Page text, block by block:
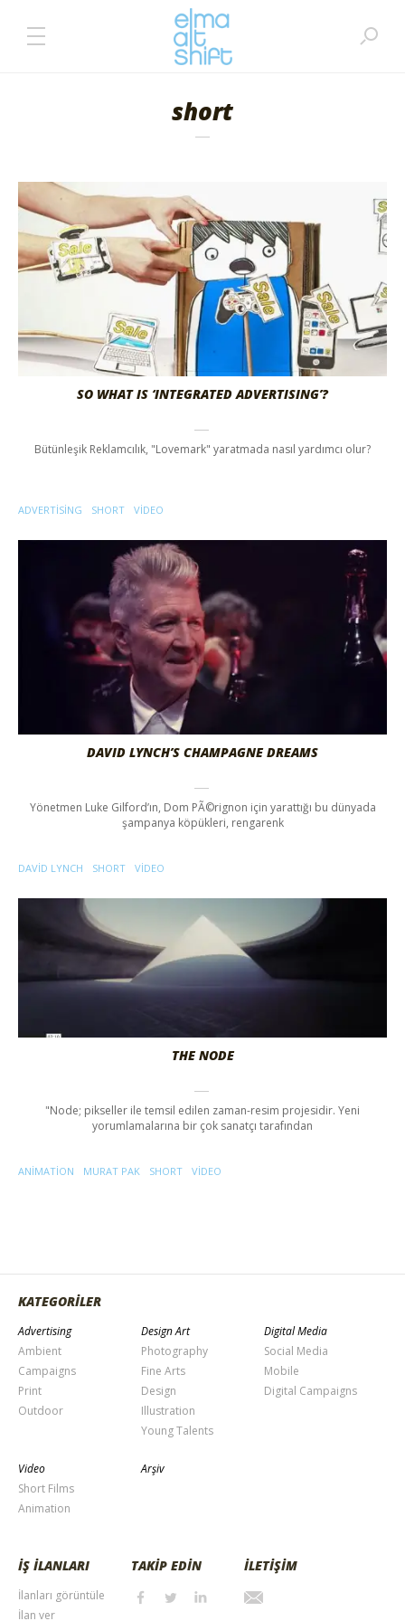
short
SO WHAT IS ‘INTEGRATED ADVERTISING’?
Bütünleşik Reklamcılık, "Lovemark" yaratmada nasıl yardımcı olur?
ADVERTISING SHORT VIDEO
DAVID LYNCH’S CHAMPAGNE DREAMS
Yönetmen Luke Gilford’ın, Dom PÃ©rignon için yarattığı bu dünyada
şampanya köpükleri, rengarenk
DAVID LYNCH SHORT VIDEO
THE NODE
"Node; pikseller ile temsil edilen zaman-resim projesidir. Yeni
yorumlamalarına bir çok sanatçı tarafından
ANIMATION MURAT PAK SHORT VIDEO
KATEGORİLER
Advertising
Ambient
Campaigns
Print
Outdoor
Design Art
Photography
Fine Arts
Design
Illustration
Young Talents
Digital Media
Social Media
Mobile
Digital Campaigns
Video
Short Films
Animation
Arşiv
İŞ İLANLARI
İlanları görüntüle
İlan ver
TAKİP EDİN İLETİŞİM